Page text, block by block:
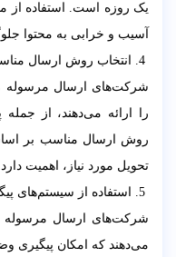
یک روزه است. استفاده از
آسیب و خرابی به محتوا
شرکت‌های ارسال مرسوله
را ارائه می‌دهند، از
روش ارسال مناسب بر
تحویل مورد نیاز، اهمیت
شرکت‌های ارسال مرسوله
می‌دهند که امکان پیگیری